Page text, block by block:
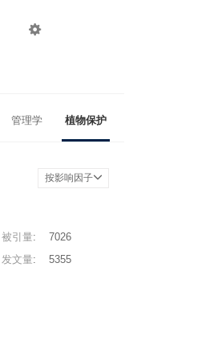

管理学 植物保护
按影响因子
被引量:
7026
发文量: 5355